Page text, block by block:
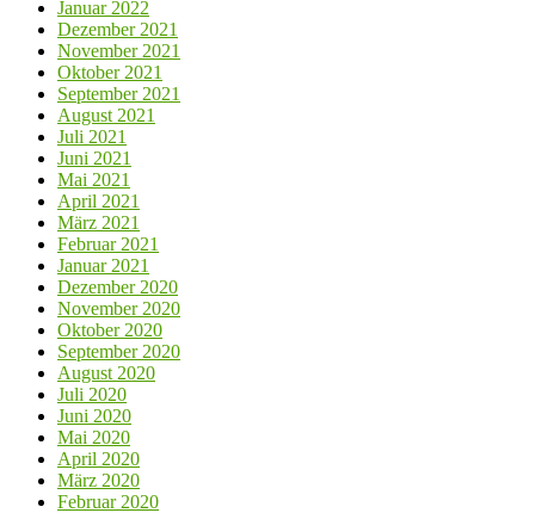
Januar 2022
Dezember 2021
November 2021
Oktober 2021
September 2021
August 2021
Juli 2021
Juni 2021
Mai 2021
April 2021
März 2021
Februar 2021
Januar 2021
Dezember 2020
November 2020
Oktober 2020
September 2020
August 2020
Juli 2020
Juni 2020
Mai 2020
April 2020
März 2020
Februar 2020